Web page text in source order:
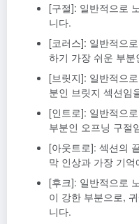
[구절]: 일반적으로
니다.
[코러스]: 일반적으
하기 가장 쉬운 부
[브릿지]: 일반적으
분인 브릿지 섹션임
[인트로]: 일반적으
부분인 오프닝 구절
[아웃트로]: 섹션의
막 인상과 가장 기
[후크]: 일반적으로
이 강한 부분으로,
니다.